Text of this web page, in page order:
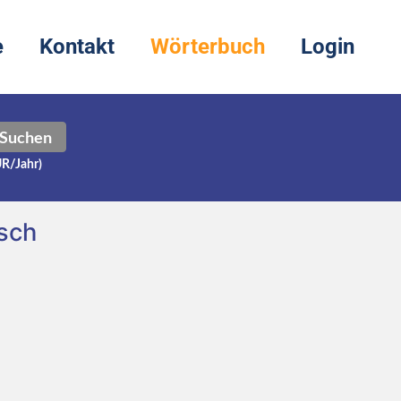
Kontakt Wörterbuch Login
Suchen
Jahr)